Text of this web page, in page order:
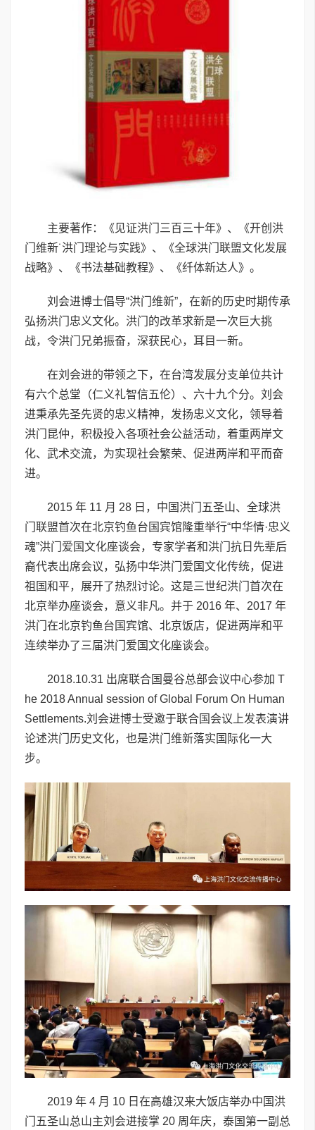
主要著作：《见证洪门三百三十年》、《开创洪
门维新˙洪门理论与实践》、《全球洪门联盟文化发展
战略》、《书法基础教程》、《纤体新达人》。
刘会进博士倡导“洪门维新”，在新的历史时期传承
弘扬洪门忠义文化。洪门的改革求新是一次巨大挑
战，令洪门兄弟振奋，深获民心，耳目一新。
在刘会进的带领之下，在台湾发展分支单位共计
有六个总堂（仁义礼智信五伦）、六十九个分。刘会
进秉承先圣先贤的忠义精神，发扬忠义文化，领导着
洪门昆仲，积极投入各项社会公益活动，着重两岸文
化、武术交流，为实现社会繁荣、促进两岸和平而奋
进。
2015 年 11 月 28 日，中国洪门五圣山、全球洪
门联盟首次在北京钓鱼台国宾馆隆重举行“中华情·忠义
魂”洪门爱国文化座谈会，专家学者和洪门抗日先辈后
裔代表出席会议，弘扬中华洪门爱国文化传统，促进
祖国和平，展开了热烈讨论。这是三世纪洪门首次在
北京举办座谈会，意义非凡。并于 2016 年、2017 年
洪门在北京钓鱼台国宾馆、北京饭店，促进两岸和平
连续举办了三届洪门爱国文化座谈会。
2018.10.31 出席联合国曼谷总部会议中心参加 T
he 2018 Annual session of Global Forum On Human
Settlements.刘会进博士受邀于联合国会议上发表演讲
论述洪门历史文化，也是洪门维新落实国际化一大
步。
2019 年 4 月 10 日在高雄汉来大饭店举办中国洪
门五圣山总山主刘会进接掌 20 周年庆，泰国第一副总